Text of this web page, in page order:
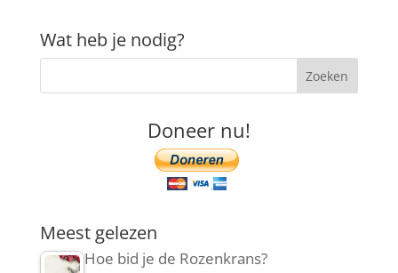
Wat heb je nodig?
Doneer nu!
Meest gelezen
Hoe bid je de Rozenkrans?